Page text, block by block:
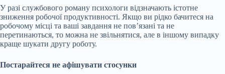
У разі службового роману психологи відзначають істотне
зниження робочої продуктивності. Якщо ви рідко бачитеся на
робочому місці та ваші завдання не пов’язані та не
перетинаються, то можна не звільнятися, але в іншому випадку
краще шукати другу роботу.
Постарайтеся не афішувати стосунки